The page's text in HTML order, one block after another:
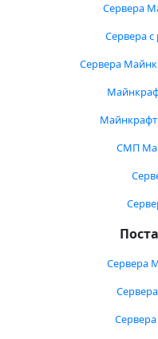
Сервера
Сервера
Сервера
Майнкрафт
СМП
Сервера